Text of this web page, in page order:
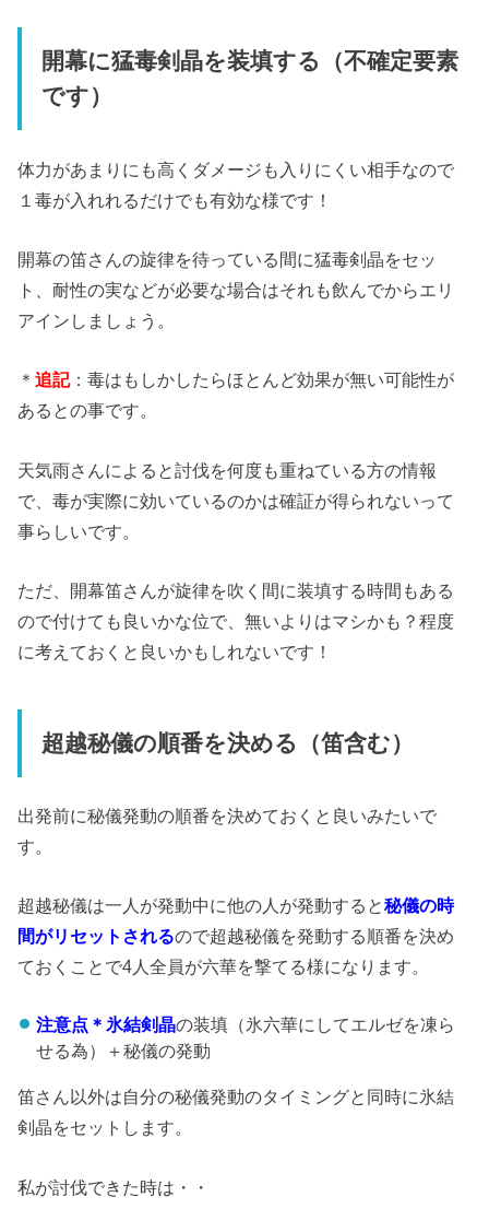
開幕に猛毒剣晶を装填する（不確定要素
です）
体力があまりにも高くダメージも入りにくい相手なので
１毒が入れれるだけでも有効な様です！
開幕の笛さんの旋律を待っている間に猛毒剣晶をセッ
ト、耐性の実などが必要な場合はそれも飲んでからエリ
アインしましょう。
＊追記：毒はもしかしたらほとんど効果が無い可能性が
あるとの事です。
天気雨さんによると討伐を何度も重ねている方の情報
で、毒が実際に効いているのかは確証が得られないって
事らしいです。
ただ、開幕笛さんが旋律を吹く間に装填する時間もある
ので付けても良いかな位で、無いよりはマシかも？程度
に考えておくと良いかもしれないです！
超越秘儀の順番を決める（笛含む）
出発前に秘儀発動の順番を決めておくと良いみたいで
す。
超越秘儀は一人が発動中に他の人が発動すると秘儀の時
間がリセットされるので超越秘儀を発動する順番を決め
ておくことで4人全員が六華を撃てる様になります。
注意点＊氷結剣晶の装填（氷六華にしてエルゼを凍ら
せる為）＋秘儀の発動
笛さん以外は自分の秘儀発動のタイミングと同時に氷結
剣晶をセットします。
私が討伐できた時は・・